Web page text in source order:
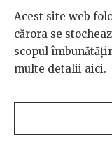
© 2026 BRD Groupe
Scena 9 este un
GÉNÉRALE
Acest site web
cărora se
scopul
multe detalii aici.